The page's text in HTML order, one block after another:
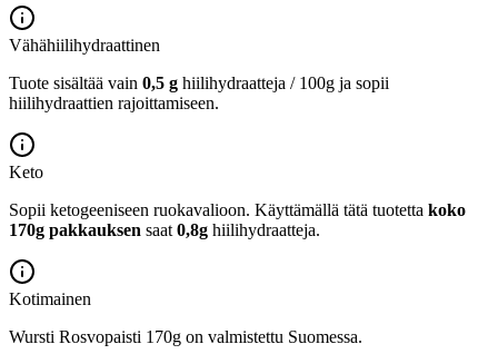
Vähähiilihydraattinen
Tuote sisältää vain 0,5 g hiilihydraatteja / 100g ja sopii
hiilihydraattien rajoittamiseen.
Keto
Sopii ketogeeniseen ruokavalioon. Käyttämällä tätä tuotetta koko
170g pakkauksen saat 0,8g hiilihydraatteja.
Kotimainen
Wursti Rosvopaisti 170g on valmistettu Suomessa.